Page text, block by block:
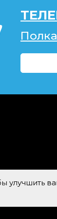
улучшить